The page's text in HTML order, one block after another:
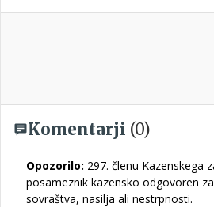
Komentarji (0)
Opozorilo: 297. členu Kazenskega
posameznik kazensko odgovoren
sovraštva, nasilja ali nestrpnosti.